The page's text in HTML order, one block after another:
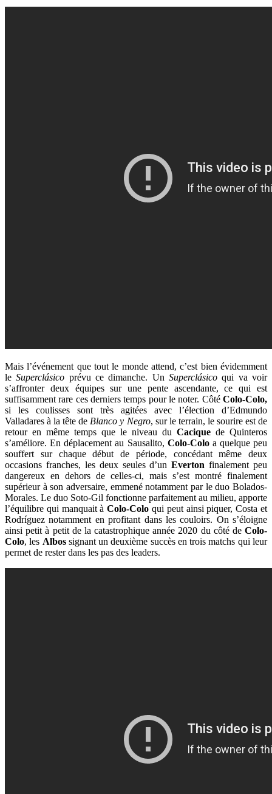
Mais l’événement que tout le monde attend, c’est bien évidemment
leSuperclásico prévu ce dimanche. UnSuperclásico qui va voir
s’affronter deux équipes sur une pente ascendante, ce qui est
suffisamment rare ces derniers temps pour le noter. Côté Colo-Colo,
si les coulisses sont très agitées avec l’élection d’Edmundo
Valladares à la tête de Blanco y Negro, sur le terrain, le sourire est de
retour en même temps que le niveau du Cacique de Quinteros
s’améliore. En déplacement au Sausalito, Colo-Coloa quelque peu
souffert sur chaque début de période, concédant même deux
occasions franches, les deux seules d’unEverton finalement peu
dangereux en dehors de celles-ci, mais s’est montré finalement
supérieur à son adversaire, emmené notamment par le duo Bolados-
Morales. Le duo Soto-Gil fonctionne parfaitement au milieu, apporte
l’équilibre qui manquait àColo-Coloqui peut ainsi piquer, Costa et
Rodríguez notamment en profitant dans les couloirs. On s’éloigne
ainsi petit à petit de la catastrophique année 2020 du côté de Colo-
Colo, les Albossignant un deuxième succès en trois matchs qui leur
permet de rester dans les pas des leaders.